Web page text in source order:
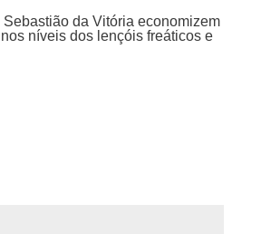
da Vitória economizem
níveis dos lençóis freáticos e